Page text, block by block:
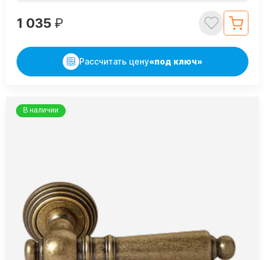
1 035 ₽
Рассчитать цену«под ключ»
В наличии